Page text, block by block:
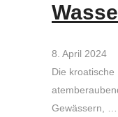
8. April 2024
Die
Gewässern, …